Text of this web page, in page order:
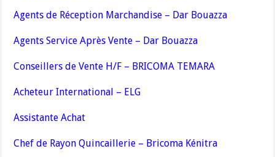
Agents de Réception Marchandise – Dar Bouazza
Agents Service Après Vente – Dar Bouazza
Conseillers de Vente H/F – BRICOMA TEMARA
Acheteur International – ELG
Assistante Achat
Chef de Rayon Quincaillerie – Bricoma Kénitra